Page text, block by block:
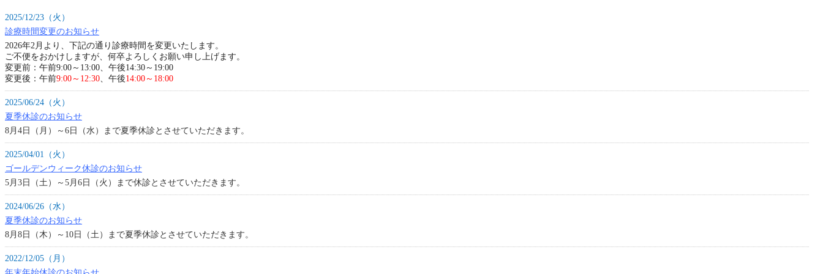
2025/12/23（火）
診療時間変更のお知らせ
2026年2月より、下記の通り診療時間を変更いたします。
ご不便をおかけしますが、何卒よろしくお願い申し上げます。
変更前：午前9:00～13:00、午後14:30～19:00
変更後：午前9:00～12:30、午後14:00～18:00
2025/06/24（火）
夏季休診のお知らせ
8月4日（月）～6日（水）まで夏季休診とさせていただきます。
2025/04/01（火）
ゴールデンウィーク休診のお知らせ
5月3日（土）～5月6日（火）まで休診とさせていただきます。
2024/06/26（水）
夏季休診のお知らせ
8月8日（木）～10日（土）まで夏季休診とさせていただきます。
2022/12/05（月）